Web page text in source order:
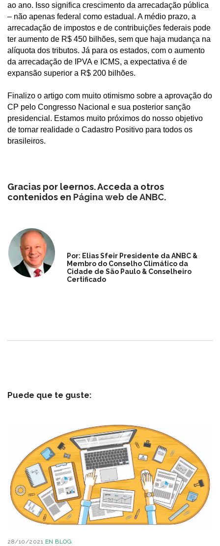
ao ano. Isso significa crescimento da arrecadação pública
– não apenas federal como estadual. A médio prazo, a
arrecadação de impostos e de contribuições federais pode
ter aumento de R$ 450 bilhões, sem que haja mudança na
alíquota dos tributos. Já para os estados, com o aumento
da arrecadação de IPVA e ICMS, a expectativa é de
expansão superior a R$ 200 bilhões.
Finalizo o artigo com muito otimismo sobre a aprovação do
CP pelo Congresso Nacional e sua posterior sanção
presidencial. Estamos muito próximos do nosso objetivo
de tornar realidade o Cadastro Positivo para todos os
brasileiros.
Gracias por leernos. Acceda a otros
contenidos en Página web de ANBC.
Por: Elias Sfeir Presidente da ANBC &
Membro do Conselho Climático da
Cidade de São Paulo & Conselheiro
Certificado
Puede que te guste:
28/10/2021 EN BLOG